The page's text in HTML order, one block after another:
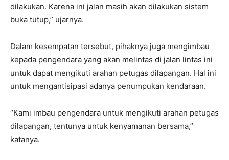
dilakukan. Karena ini jalan masih akan dilakukan sistem
buka tutup,” ujarnya.
Dalam kesempatan tersebut, pihaknya juga mengimbau
kepada pengendara yang akan melintas di jalan lintas ini
untuk dapat mengikuti arahan petugas dilapangan. Hal ini
untuk mengantisipasi adanya penumpukan kendaraan.
“Kami imbau pengendara untuk mengikuti arahan petugas
dilapangan, tentunya untuk kenyamanan bersama,”
katanya.